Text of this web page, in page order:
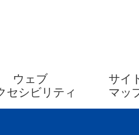
ウェブ
セシビリティ
サイ
マッ